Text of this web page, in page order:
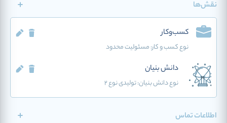
نقش‌ها
کسب‌وکار
نوع کسب و کار:مسئولیت محدود
دانش بنیان
نوع دانش بنیان: تولیدی نوع 2
اطلاعات تماس